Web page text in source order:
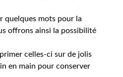
quelques mots pour la
offrons ainsi la possibilité
celles-ci sur de jolis
en main pour conserver